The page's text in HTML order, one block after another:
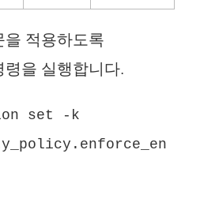
을 적용하도록
을 실행합니다.
set -k